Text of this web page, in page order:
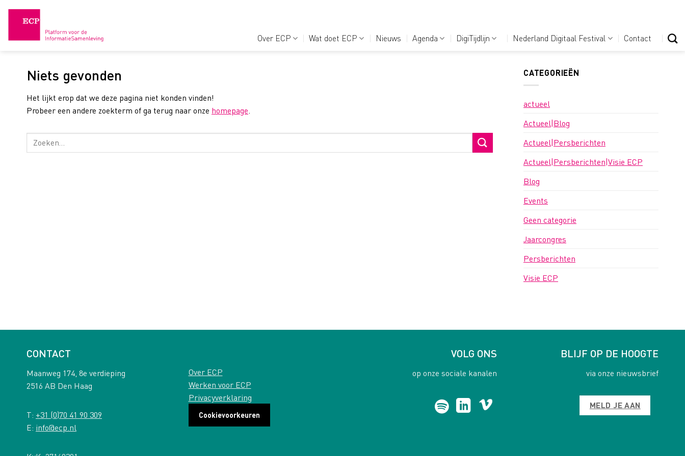
Over ECP Wat doet ECP Nieuws Agenda DigiTijdlijn Nederland Digitaal Festival Contact
Niets gevonden
Het lijkt erop dat we deze pagina niet konden vinden!
Probeer een andere zoekterm of ga terug naar onze homepage
CATEGORIEËN
actueel
Actueel|Blog
Actueel|Persberichten
Actueel|Persberichten|Visie ECP
Blog
Events
Geen categorie
Jaarcongres
Persberichten
Visie ECP
CONTACT
Maanweg 174, 8e verdieping
2516 AB Den Haag
T: +31 (0)70 41 90 309
E: info@ecp.nl
Over ECP
Werken voor ECP
Privacyverklaring
Cookievoorkeuren
VOLG ONS
op onze sociale kanalen
BLIJF OP DE HOOGTE
via onze nieuwsbrief
MELD JE AAN